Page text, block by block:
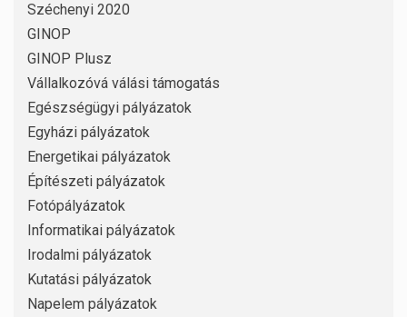
Széchenyi 2020
GINOP
GINOP Plusz
Vállalkozóvá válási támogatás
Egészségügyi pályázatok
Egyházi pályázatok
Energetikai pályázatok
Építészeti pályázatok
Fotópályázatok
Informatikai pályázatok
Irodalmi pályázatok
Kutatási pályázatok
Napelem pályázatok